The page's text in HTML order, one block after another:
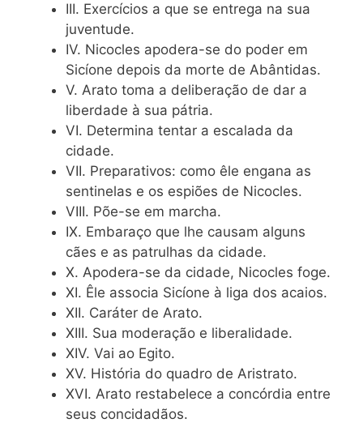
III. Exercícios a que se entrega na sua
juventude.
IV. Nicocles apodera-se do poder em
Sicíone depois da morte de Abântidas.
V. Arato toma a deliberação de dar a
liberdade à sua pátria.
VI. Determina tentar a escalada da
cidade.
VII. Preparativos: como êle engana as
sentinelas e os espiões de Nicocles.
VIII. Põe-se em marcha.
IX. Embaraço que lhe causam alguns
cães e as patrulhas da cidade.
X. Apodera-se da cidade, Nicocles foge.
XI. Êle associa Sicíone à liga dos acaios.
XII. Caráter de Arato.
XIII. Sua moderação e liberalidade.
XIV. Vai ao Egito.
XV. História do quadro de Aristrato.
XVI. Arato restabelece a concórdia entre
seus concidadãos.